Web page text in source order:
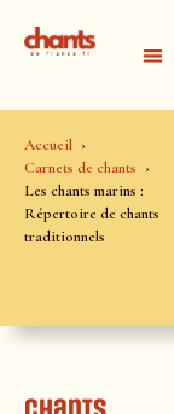
Accueil
Carnets de chants
Les chants marins :
Répertoire de chants
traditionnels